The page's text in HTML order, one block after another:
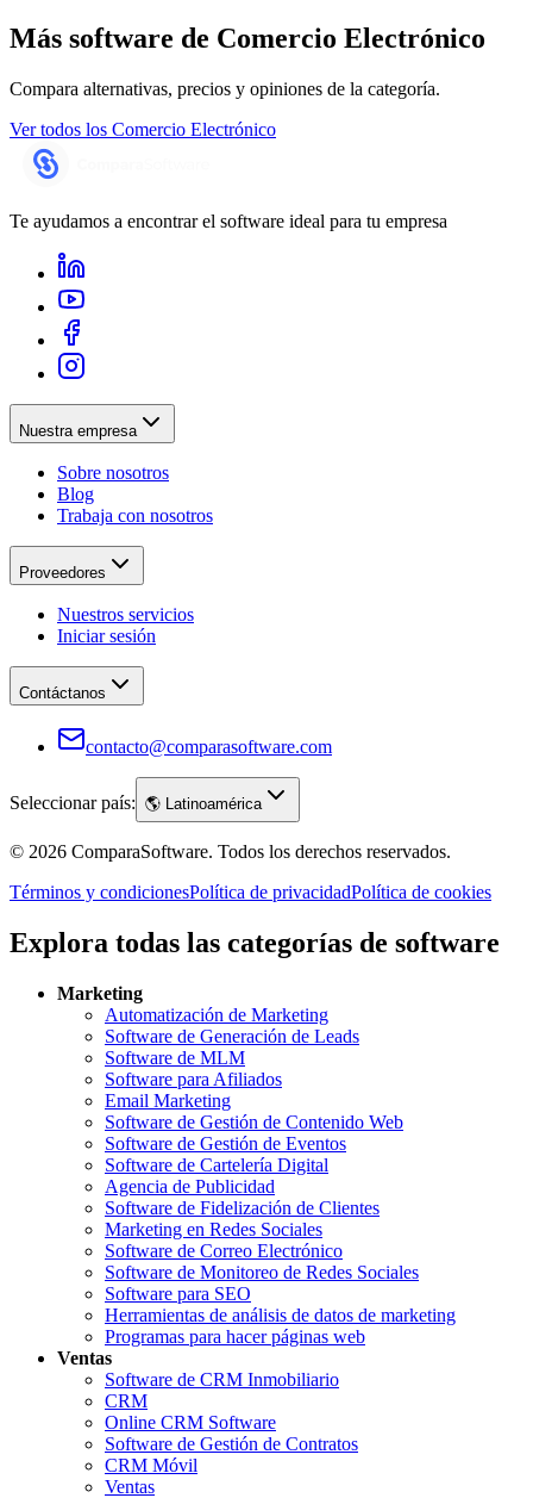
Más software de Comercio Electrónico
Compara alternativas, precios y opiniones de la categoría.
Ver todos los Comercio Electrónico
Te ayudamos a encontrar el software ideal para tu empresa
Nuestra empresa
Sobre nosotros
Blog
Trabaja con nosotros
Proveedores
Nuestros servicios
Iniciar sesión
Contáctanos
contacto@comparasoftware.com
Seleccionar país: 🌎 Latinoamérica
© 2026 ComparaSoftware. Todos los derechos reservados.
Términos y condicionesPolítica de privacidadPolítica de cookies
Explora todas las categorías de software
Marketing
Automatización de Marketing
Software de Generación de Leads
Software de MLM
Software para Afiliados
Email Marketing
Software de Gestión de Contenido Web
Software de Gestión de Eventos
Software de Cartelería Digital
Agencia de Publicidad
Software de Fidelización de Clientes
Marketing en Redes Sociales
Software de Correo Electrónico
Software de Monitoreo de Redes Sociales
Software para SEO
Herramientas de análisis de datos de marketing
Programas para hacer páginas web
Ventas
Software de CRM Inmobiliario
CRM
Online CRM Software
Software de Gestión de Contratos
CRM Móvil
Ventas